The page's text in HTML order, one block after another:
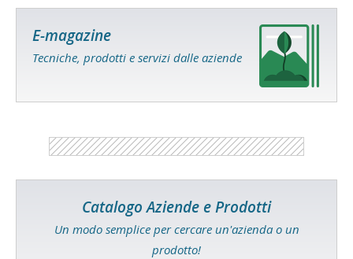
E-magazine
Tecniche, prodotti e servizi dalle aziende
Catalogo Aziende e Prodotti
Un modo semplice per cercare un'azienda o un
prodotto!